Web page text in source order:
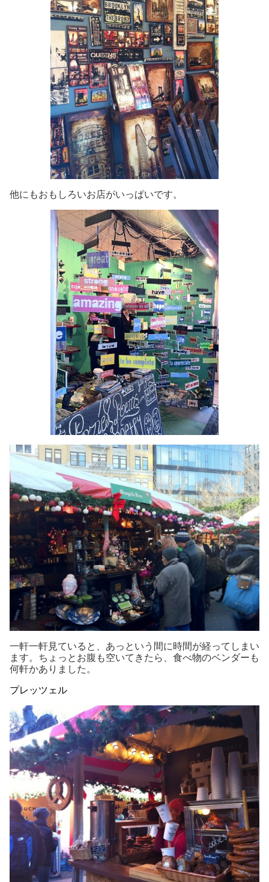
他にもおもしろいお店がいっぱいです。
一軒一軒見ていると、あっという間に時間が経ってしまい
ます。ちょっとお腹も空いてきたら、食べ物のベンダーも
何軒かありました。
プレッツェル